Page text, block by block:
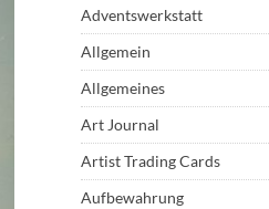
Adventswerkstatt
Allgemein
Allgemeines
Art Journal
Artist Trading Cards
Aufbewahrung